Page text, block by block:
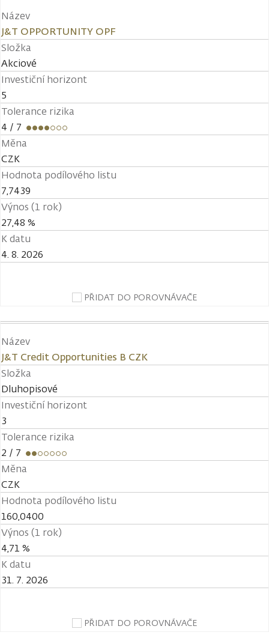
Název
J&T OPPORTUNITY OPF
Složka
Akciové
Investiční horizont
5
Tolerance rizika
4 / 7
Měna
CZK
Hodnota podílového listu
7,7439
Výnos (1 rok)
27,48 %
K datu
4. 8. 2026
PŘIDAT DO POROVNÁVAČE
Název
J&T Credit Opportunities B CZK
Složka
Dluhopisové
Investiční horizont
3
Tolerance rizika
2 / 7
Měna
CZK
Hodnota podílového listu
160,0400
Výnos (1 rok)
4,71 %
K datu
31. 7. 2026
PŘIDAT DO POROVNÁVAČE